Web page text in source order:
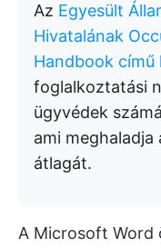
Az Egyesült
Hivatalának
Handbook című
foglalkoztatási
ügyvédek
ami
átlagát.
A Microsoft Word